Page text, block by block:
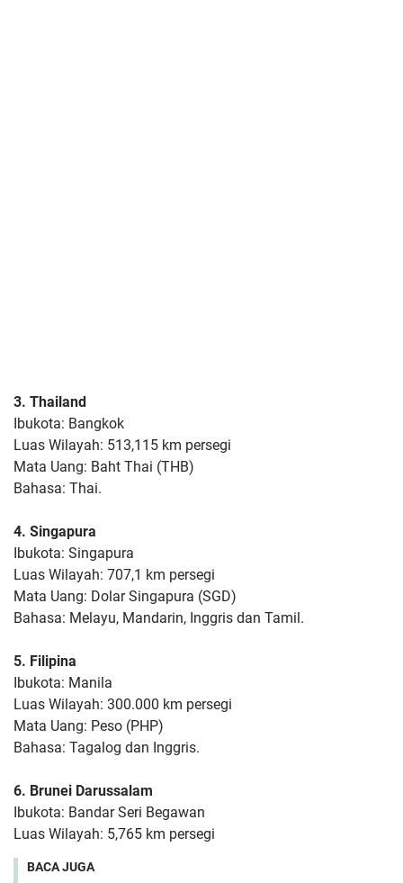
3. Thailand
Ibukota: Bangkok
Luas Wilayah: 513,115 km persegi
Mata Uang: Baht Thai (THB)
Bahasa: Thai.
4. Singapura
Ibukota: Singapura
Luas Wilayah: 707,1 km persegi
Mata Uang: Dolar Singapura (SGD)
Bahasa: Melayu, Mandarin, Inggris dan Tamil.
5. Filipina
Ibukota: Manila
Luas Wilayah: 300.000 km persegi
Mata Uang: Peso (PHP)
Bahasa: Tagalog dan Inggris.
6. Brunei Darussalam
Ibukota: Bandar Seri Begawan
Luas Wilayah: 5,765 km persegi
BACA JUGA